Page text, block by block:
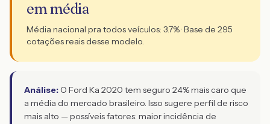
em média
Média nacional pra todos veículos: 3.7% · Base de 295
cotações reais desse modelo.
Análise: O Ford Ka 2020 tem seguro 24% mais caro que
a média do mercado brasileiro. Isso sugere perfil de risco
mais alto — possíveis fatores: maior incidência de